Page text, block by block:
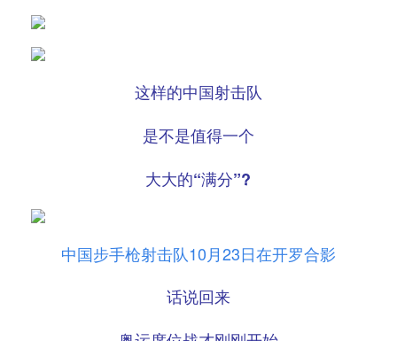
这样的中国射击队
是不是值得一个
大大的“满分”?
中国步手枪射击队10月23日在开罗合影
话说回来